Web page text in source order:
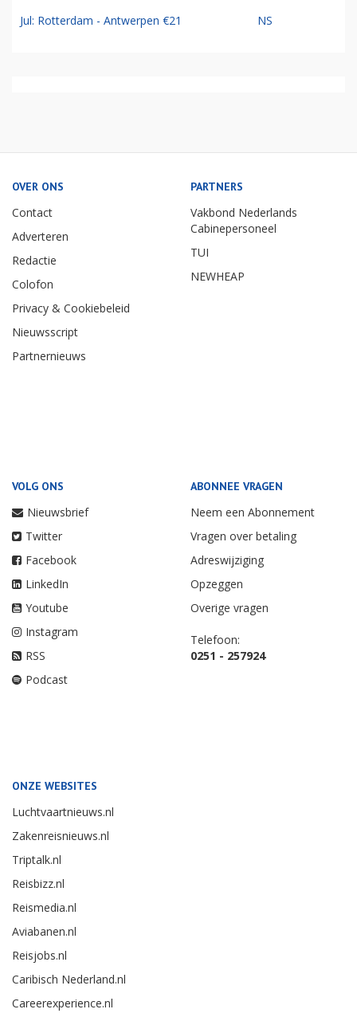
Jul: Rotterdam - Antwerpen €21 NS
OVER ONS
Contact
Adverteren
Redactie
Colofon
Privacy & Cookiebeleid
Nieuwsscript
Partnernieuws
PARTNERS
Vakbond Nederlands
Cabinepersoneel
TUI
NEWHEAP
VOLG ONS
Nieuwsbrief
Twitter
Facebook
LinkedIn
Youtube
Instagram
RSS
Podcast
ABONNEE VRAGEN
Neem een Abonnement
Vragen over betaling
Adreswijziging
Opzeggen
Overige vragen
Telefoon:
0251 - 257924
ONZE WEBSITES
Luchtvaartnieuws.nl
Zakenreisnieuws.nl
Triptalk.nl
Reisbizz.nl
Reismedia.nl
Aviabanen.nl
Reisjobs.nl
Caribisch Nederland.nl
Careerexperience.nl